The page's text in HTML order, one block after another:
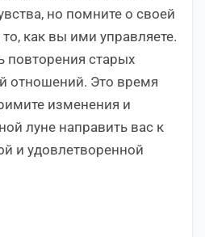
но помните о своей
как вы ими управляете.
повторения старых
отношений. Это время
изменения и
луне направить вас к
и удовлетворенной